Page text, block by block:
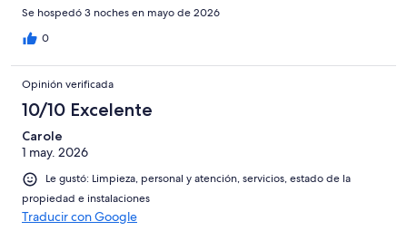
Se hospedó 3 noches en mayo de 2026
0
Opinión verificada
10/10 Excelente
Carole
1 may. 2026
Le gustó: Limpieza, personal y atención, servicios, estado de la
propiedad e instalaciones
Traducir con Google